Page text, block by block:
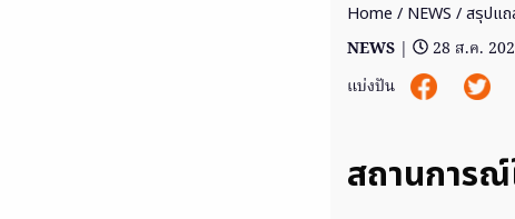
Home / NEWS / สรุปแถ
NEWS |
28 ส.ค.
แบ่งปัน
สถานการณ์